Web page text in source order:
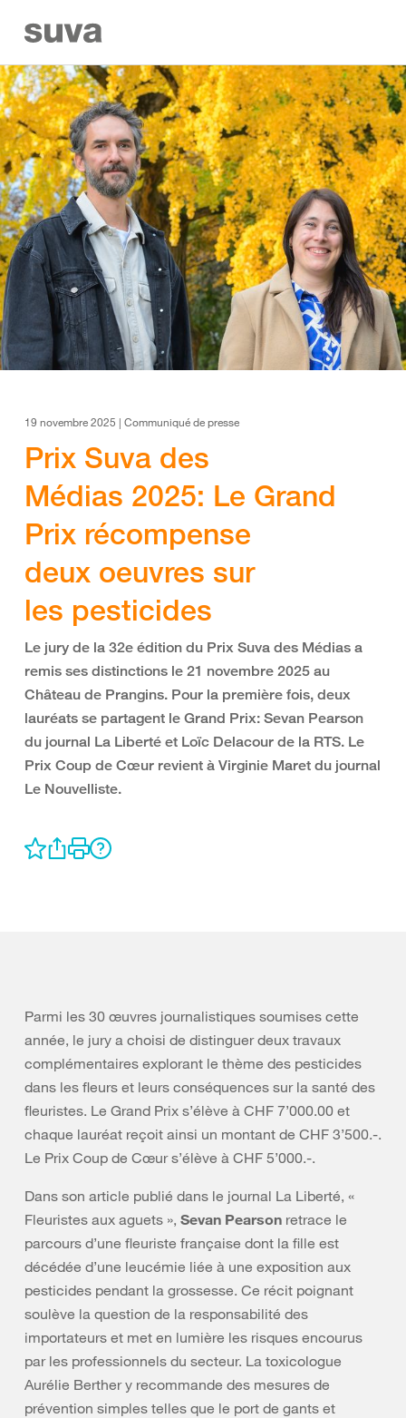
19 novembre 2025 | Communiqué de presse
Prix Suva des
Médias 2025: Le Grand
Prix récompense
deux oeuvres sur
les pesticides
Le jury de la 32e édition du Prix Suva des Médias a
remis ses distinctions le 21 novembre 2025 au
Château de Prangins. Pour la première fois, deux
lauréats se partagent le Grand Prix: Sevan Pearson
du journal La Liberté et Loïc Delacour de la RTS. Le
Prix Coup de Cœur revient à Virginie Maret du journal
Le Nouvelliste.
Parmi les 30 œuvres journalistiques soumises cette
année, le jury a choisi de distinguer deux travaux
complémentaires explorant le thème des pesticides
dans les fleurs et leurs conséquences sur la santé des
fleuristes. Le Grand Prix s’élève à CHF 7’000.00 et
chaque lauréat reçoit ainsi un montant de CHF 3’500.-.
Le Prix Coup de Cœur s’élève à CHF 5’000.-.
Dans son article publié dans le journal La Liberté, «
Fleuristes aux aguets », Sevan Pearson retrace le
parcours d’une fleuriste française dont la fille est
décédée d’une leucémie liée à une exposition aux
pesticides pendant la grossesse. Ce récit poignant
soulève la question de la responsabilité des
importateurs et met en lumière les risques encourus
par les professionnels du secteur. La toxicologue
Aurélie Berther y recommande des mesures de
prévention simples telles que le port de gants et